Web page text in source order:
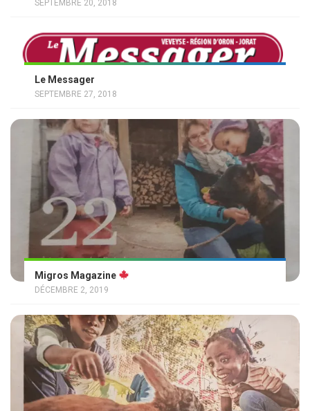
SEPTEMBRE 20, 2018
Le Messager
SEPTEMBRE 27, 2018
Migros Magazine
DÉCEMBRE 2, 2019